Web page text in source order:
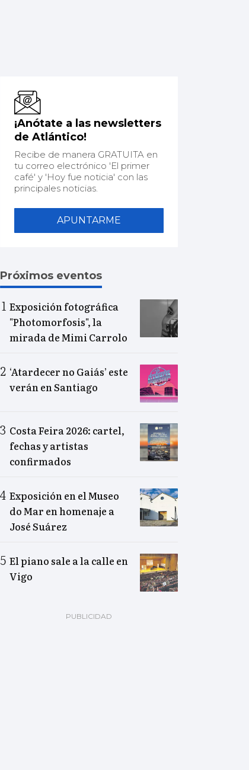
¡Anótate a las newsletters
de Atlántico!
Recibe de manera GRATUITA en
tu correo electrónico 'El primer
café' y 'Hoy fue noticia' con las
principales noticias.
APUNTARME
Próximos eventos
Exposición fotográfica
"Photomorfosis", la
mirada de Mimi Carrolo
‘Atardecer no Gaiás’ este
verán en Santiago
Costa Feira 2026: cartel,
fechas y artistas
confirmados
Exposición en el Museo
do Mar en homenaje a
José Suárez
El piano sale a la calle en
Vigo